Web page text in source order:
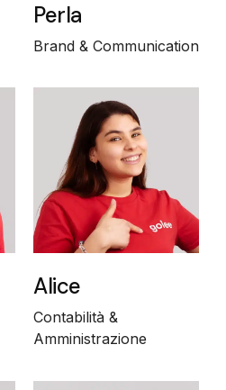
Perla
Brand & Communication
Alice
Contabilità &
Amministrazione